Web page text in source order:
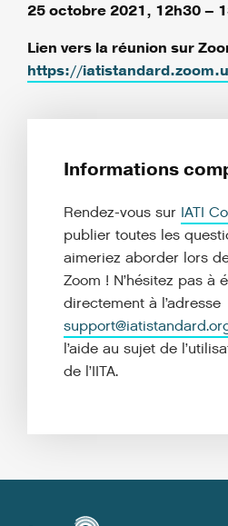
25 octobre 2021, 12h30 –
Lien vers la réunion sur
https://
Informations
Rendez-vous sur IATI
publier toutes les
aimeriez aborder lors
Zoom ! N’hésitez pas à
directement à l’adresse
l’aide au sujet de
de l’IITA.